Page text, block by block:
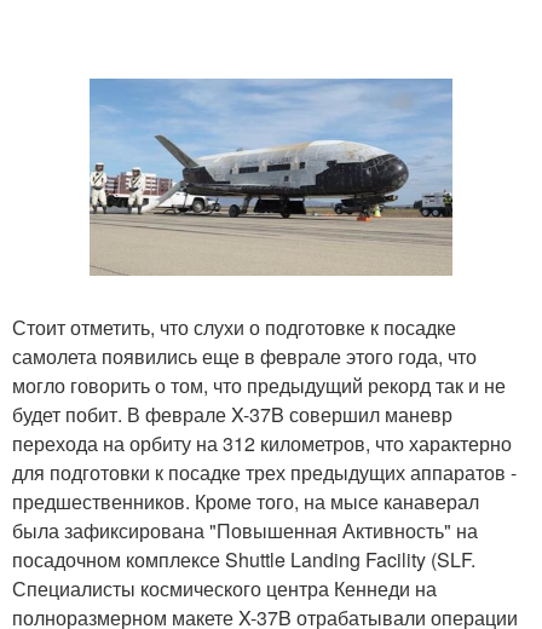
Стоит отметить, что слухи о подготовке к посадке
самолета появились еще в феврале этого года, что
могло говорить о том, что предыдущий рекорд так и не
будет побит. В феврале X-37B совершил маневр
перехода на орбиту на 312 километров, что характерно
для подготовки к посадке трех предыдущих аппаратов -
предшественников. Кроме того, на мысе канаверал
была зафиксирована "Повышенная Активность" на
посадочном комплексе Shuttle Landing Facility (SLF.
Специалисты космического центра Кеннеди на
полноразмерном макете X-37B отрабатывали операции